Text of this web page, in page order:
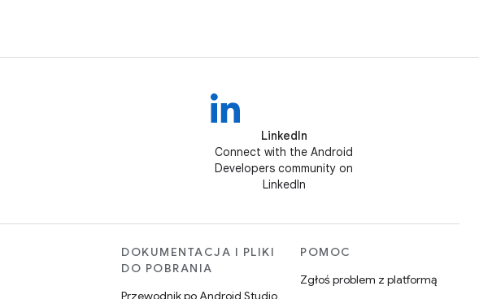
LinkedIn
Connect with the Android
Developers community on
LinkedIn
DOKUMENTACJA I PLIKI
DO POBRANIA
Przewodnik po Android Studio
POMOC
Zgłoś problem z platformą